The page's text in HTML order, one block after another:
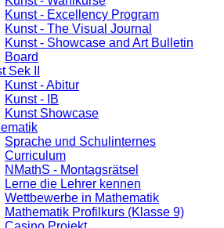
Kunst - Excellency Program
Kunst - The Visual Journal
Kunst - Showcase and Art Bulletin
Board
Sek II
Kunst - Abitur
Kunst - IB
Kunst Showcase
Sprache und Schulinternes
Curriculum
NMathS - Montagsrätsel
Lerne die Lehrer kennen
Wettbewerbe in Mathematik
Mathematik Profilkurs (Klasse 9)